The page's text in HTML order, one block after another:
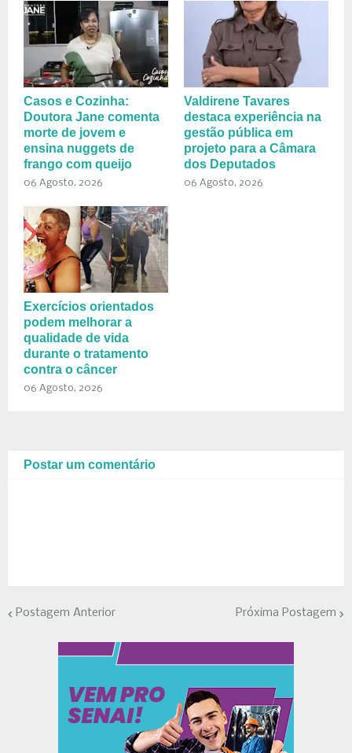
Casos e Cozinha:
Doutora Jane comenta
morte de jovem e
ensina nuggets de
frango com queijo
06 Agosto, 2026
Valdirene Tavares
destaca experiência na
gestão pública em
projeto para a Câmara
dos Deputados
06 Agosto, 2026
Exercícios orientados
podem melhorar a
qualidade de vida
durante o tratamento
contra o câncer
06 Agosto, 2026
Postar um comentário
Postagem Anterior Próxima Postagem